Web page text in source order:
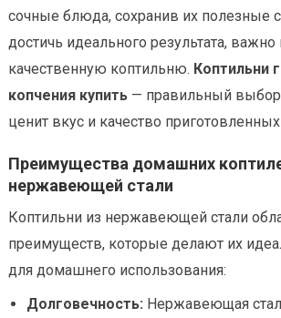
сочные блюда, сохранив их полезные
достичь идеального результата,
качественную коптильню. Коптильни
копчения купить — правильный выбор
ценит вкус и качество
Преимущества домашних
нержавеющей стали
Коптильни из нержавеющей стали
преимуществ, которые делают их
для домашнего использования:
Долговечность: Нержавеющая